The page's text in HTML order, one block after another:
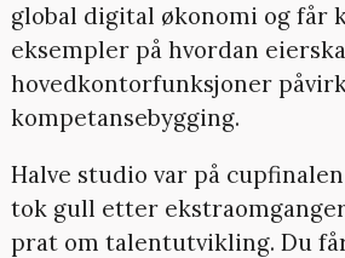
global digital økonomi og får
eksempler på hvordan
hovedkontorfunksjoner
kompetansebygging.
Halve studio var på cupfinalen
tok gull etter
prat om talentutvikling. Du